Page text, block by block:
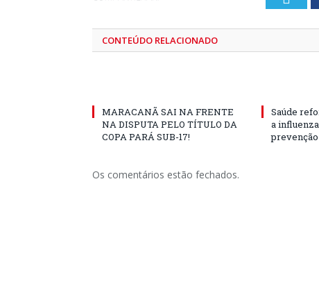
CONTEÚDO RELACIONADO
MARACANÃ SAI NA FRENTE
NA DISPUTA PELO TÍTULO DA
COPA PARÁ SUB-17!
Saúde
a
Os comentários estão fechados.